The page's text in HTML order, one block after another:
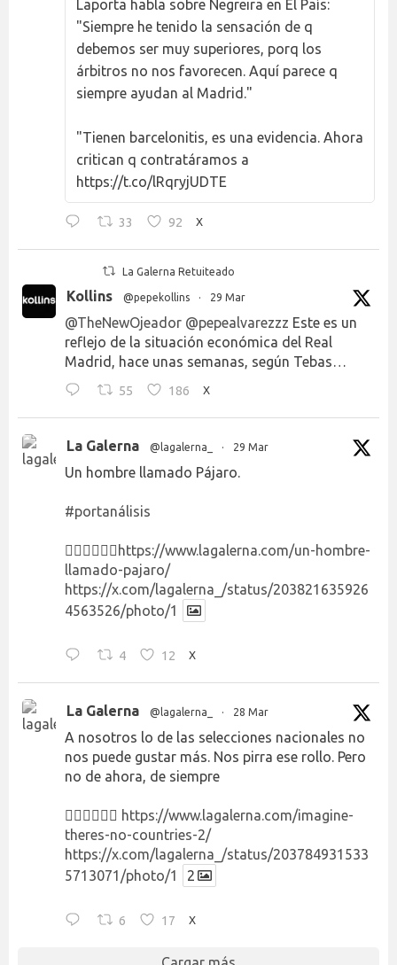
Laporta habla sobre Negreira en El País:
"Siempre he tenido la sensación de q
debemos ser muy superiores, porq los
árbitros no nos favorecen. Aquí parece q
siempre ayudan al Madrid."
"Tienen barcelonitis, es una evidencia. Ahora
critican q contratáramos a
https://t.co/lRqryjUDTE
33 92 X
La Galerna Retuiteado
Kollins @pepekollins · 29 Mar
@TheNewOjeador @pepealvarezzz Este es un
reflejo de la situación económica del Real
Madrid, hace unas semanas, según Tebas…
55 186 X
La Galerna @lagalerna_ · 29 Mar
Un hombre llamado Pájaro.
#portanálisis
👉🏻👉🏻👉🏻 https://www.lagalerna.com/un-hombre-
llamado-pajaro/
https://x.com/lagalerna_/status/203821635926
4563526/photo/1
4 12 X
La Galerna @lagalerna_ · 28 Mar
A nosotros lo de las selecciones nacionales no
nos puede gustar más. Nos pirra ese rollo. Pero
no de ahora, de siempre
👉🏻👉🏻👉🏻 https://www.lagalerna.com/imagine-
theres-no-countries-2/
https://x.com/lagalerna_/status/203784931533
5713071/photo/1
2
6 17 X